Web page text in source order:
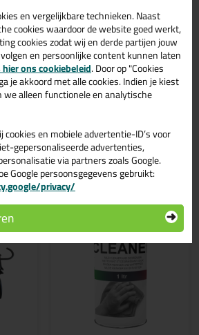
en veelzijdige kit welke makkelijk te
je een bijpassende kleur zoekt met
Bestel de Zwaluw Hybrifix 290ml
Op voorraad en op werkdagen besteld =
de toepassing en kenmerken van dit
dit product >
producten
en vergelijkbare technieken. Naast
cookies waardoor de website goed werkt,
cookies zodat wij en derde partijen jouw
en persoonlijke content kunnen laten
hier ons cookiebeleid. Door op "Cookies
je akkoord met alle cookies. Indien je kiest
we alleen functionele en analytische
en mobiele advertentie-ID’s voor
gepersonaliseerde advertenties,
via partners zoals Google.
Google persoonsgegevens gebruikt:
privacy/